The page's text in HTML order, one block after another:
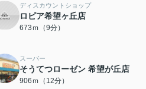
ディスカウントショップ
ロピア希望ヶ丘店
673ｍ（9分）
スーパー
そうてつローゼン 希望が丘店
906ｍ（12分）